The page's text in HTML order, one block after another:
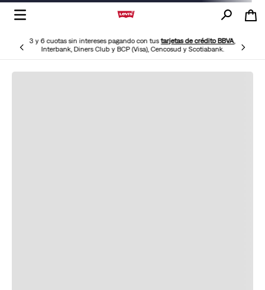
3 y 6 cuotas sin intereses pagando con tustarjetas de crédito BBVA,
Interbank, Diners Club y BCP (Visa), Cencosud y Scotiabank.